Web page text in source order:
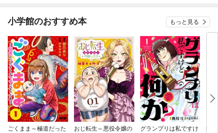
小学館のおすすめ本 もっと見る
ごくまま～極道だった
おじ転生～悪役令嬢の
グランプリは私ですけ
後